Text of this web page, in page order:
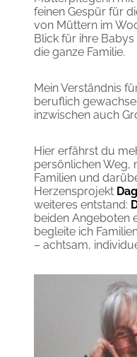
feinen Gespür für
von Müttern im
Blick für ihre
die ganze Familie.
Mein Verständnis
beruflich
inzwischen auch
Hier erfährst du
persönlichen Weg,
Familien und
Herzensprojekt
weiteres entstand:
beiden Angeboten
begleite ich
– achtsam,